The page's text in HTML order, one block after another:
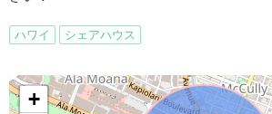
ハワイ シェアハウス
+